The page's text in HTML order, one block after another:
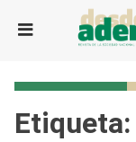
Etiqueta: